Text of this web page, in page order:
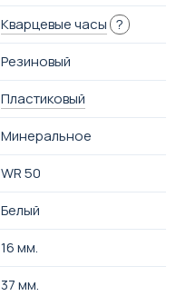
Кварцевые часы ?
Резиновый
Пластиковый
Минеральное
WR 50
Белый
16 мм.
37 мм.